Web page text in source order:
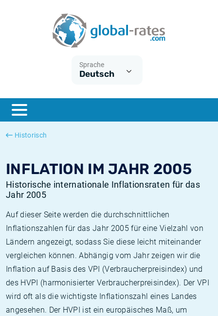
Sprache
Deutsch
Historisch
INFLATION IM JAHR 2005
Historische internationale Inflationsraten für das
Jahr 2005
Auf dieser Seite werden die durchschnittlichen
Inflationszahlen für das Jahr 2005 für eine Vielzahl von
Ländern angezeigt, sodass Sie diese leicht miteinander
vergleichen können. Abhängig vom Jahr zeigen wir die
Inflation auf Basis des VPI (Verbraucherpreisindex) und
des HVPI (harmonisierter Verbraucherpreisindex). Der VPI
wird oft als die wichtigste Inflationszahl eines Landes
angesehen. Der HVPI ist ein europäisches Maß, um
ESTER
SONIA
Was ist die VPI-Inflation?
Was ist die HVPI-Inflation?
Deutsche inflation
Europäische inflation
Historische Euribor-Sätze
Historische ESTER-Sätze
Historische SOFR-Sätze
Historische SONIA-Sätze
Inflationsrechner